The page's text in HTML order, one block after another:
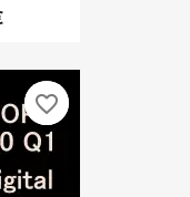
favorite_border
favorite_border